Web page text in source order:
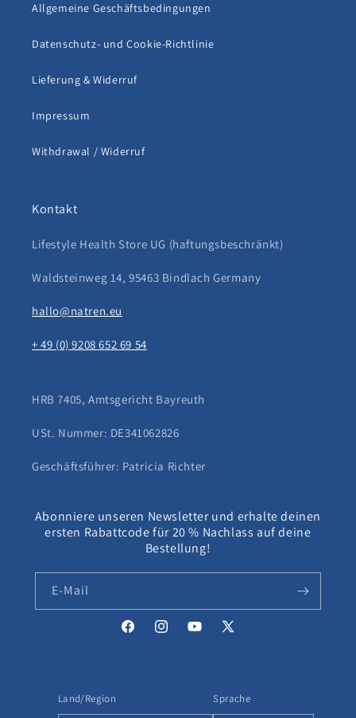
Allgemeine Geschäftsbedingungen
Datenschutz- und Cookie-Richtlinie
Lieferung & Widerruf
Impressum
Withdrawal / Widerruf
Kontakt
Lifestyle Health Store UG (haftungsbeschränkt)
Waldsteinweg 14, 95463 Bindlach Germany
hallo@natren.eu
+ 49 (0) 9208 652 69 54
HRB 7405, Amtsgericht Bayreuth
USt. Nummer: DE341062826
Geschäftsführer: Patricia Richter
Abonniere unseren Newsletter und erhalte deinen
ersten Rabattcode für 20 % Nachlass auf deine
Bestellung!
E-Mail
FacebookInstagramYouTube
X
Land/Region Sprache